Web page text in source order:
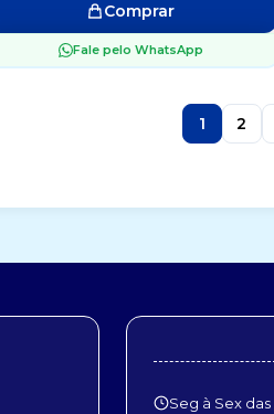
Comprar
Fale pelo WhatsApp
1 2
Seg à Sex das